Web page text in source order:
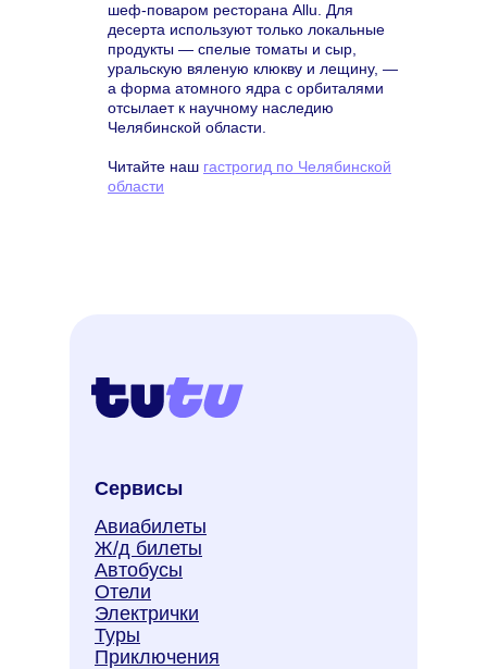
шеф-поваром ресторана Allu. Для
десерта используют только локальные
продукты — спелые томаты и сыр,
уральскую вяленую клюкву и лещину, —
а форма атомного ядра с орбиталями
отсылает к научному наследию
Челябинской области.
Читайте наш гастрогид по Челябинской
области
Авиабилеты
Ж/д билеты
Автобусы
Отели
Электрички
Туры
Приключения
Сервисы